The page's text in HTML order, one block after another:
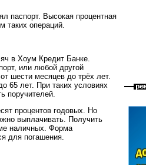
паспорт. Высокая процентная
таких операций.
в Хоум Кредит Банке.
или любой другой
шести месяцев до трёх лет.
65 лет. При таких условиях
поручителей.
процентов годовых. Но
выплачивать. Получить
наличных. Форма
для погашения.